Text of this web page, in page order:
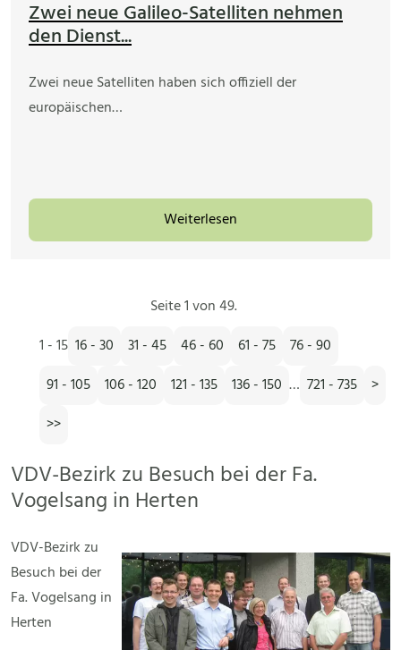
Zwei neue Galileo-Satelliten nehmen
den Dienst...
Zwei neue Satelliten haben sich offiziell der
europäischen…
Weiterlesen
Seite 1 von 49.
1 - 15 16 - 30 31 - 45 46 - 60 61 - 75
76 - 90
91 - 105
106 - 120 121 - 135 136 - 150 … 721 - 735
>
>>
VDV-Bezirk zu Besuch bei der Fa.
Vogelsang in Herten
VDV-Bezirk zu
Besuch bei der
Fa. Vogelsang in
Herten